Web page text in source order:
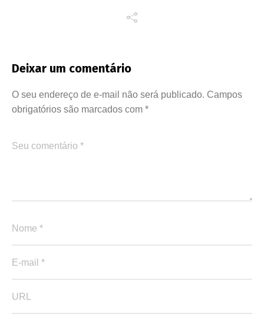
Deixar um comentário
O seu endereço de e-mail não será publicado. Campos
obrigatórios são marcados com *